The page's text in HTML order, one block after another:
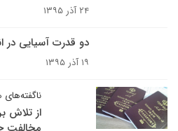
۲۴ آذر ۱۳۹۵
دو قدرت آسیایی در
۱۹ آذر ۱۳۹۵
ناگفته‌های
از تلاش